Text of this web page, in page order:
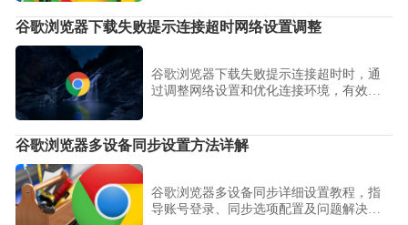
谷歌浏览器下载失败提示连接超时网络设置调整
谷歌浏览器下载失败提示连接超时时，通
过调整网络设置和优化连接环境，有效提
谷歌浏览器多设备同步设置方法详解
谷歌浏览器多设备同步详细设置教程，指
导账号登录、同步选项配置及问题解决，